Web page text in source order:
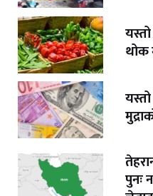
थोक
पुनः